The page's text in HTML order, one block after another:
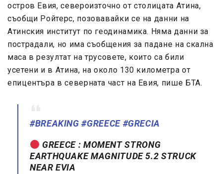
остров Евия, североизточно от столицата Атина,
съобщи Ройтерс, позовавайки се на данни на
Атинския институт по геодинамика. Няма данни за
пострадали, но има съобщения за падане на скална
маса в резултат на трусовете, които са били
усетени и в Атина, на около 130 километра от
епицентъра в северната част на Евия, пише БТА.
#BREAKING #GREECE #GRECIA
GREECE : MOMENT STRONG
EARTHQUAKE MAGNITUDE 5.2 STRUCK
NEAR EVIA